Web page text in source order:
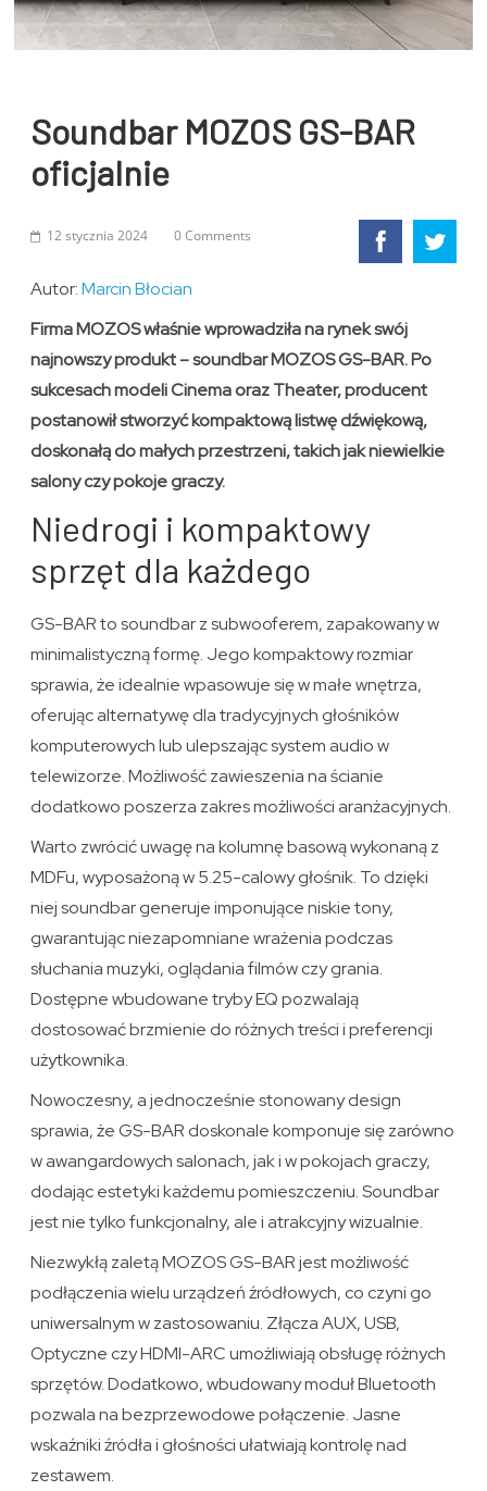
Soundbar MOZOS GS-BAR
oficjalnie
12 stycznia 2024 0 Comments
Autor:Marcin Błocian
Firma MOZOS właśnie wprowadziła na rynek swój
najnowszy produkt – soundbar MOZOS GS-BAR. Po
sukcesach modeli Cinema oraz Theater, producent
postanowił stworzyć kompaktową listwę dźwiękową,
doskonałą do małych przestrzeni, takich jak niewielkie
salony czy pokoje graczy.
Niedrogi i kompaktowy
sprzęt dla każdego
GS-BAR to soundbar z subwooferem, zapakowany w
minimalistyczną formę. Jego kompaktowy rozmiar
sprawia, że idealnie wpasowuje się w małe wnętrza,
oferując alternatywę dla tradycyjnych głośników
komputerowych lub ulepszając system audio w
telewizorze. Możliwość zawieszenia na ścianie
dodatkowo poszerza zakres możliwości aranżacyjnych.
Warto zwrócić uwagę na kolumnę basową wykonaną z
MDFu, wyposażoną w 5.25-calowy głośnik. To dzięki
niej soundbar generuje imponujące niskie tony,
gwarantując niezapomniane wrażenia podczas
słuchania muzyki, oglądania filmów czy grania.
Dostępne wbudowane tryby EQ pozwalają
dostosować brzmienie do różnych treści i preferencji
użytkownika.
Nowoczesny, a jednocześnie stonowany design
sprawia, że GS-BAR doskonale komponuje się zarówno
w awangardowych salonach, jak i w pokojach graczy,
dodając estetyki każdemu pomieszczeniu. Soundbar
jest nie tylko funkcjonalny, ale i atrakcyjny wizualnie.
Niezwykłą zaletą MOZOS GS-BAR jest możliwość
podłączenia wielu urządzeń źródłowych, co czyni go
uniwersalnym w zastosowaniu. Złącza AUX, USB,
Optyczne czy HDMI-ARC umożliwiają obsługę różnych
sprzętów. Dodatkowo, wbudowany moduł Bluetooth
pozwala na bezprzewodowe połączenie. Jasne
wskaźniki źródła i głośności ułatwiają kontrolę nad
zestawem.